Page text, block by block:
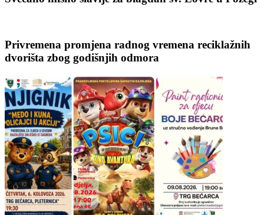
Privremena promjena radnog vremena reciklažnih
dvorišta zbog godišnjih odmora